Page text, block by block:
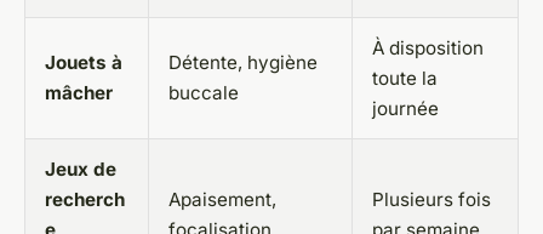
Jouets à
mâcher
Détente, hygiène
buccale
À disposition
toute la
journée
Jeux de
recherch
e
Apaisement,
focalisation
Plusieurs fois
par semaine